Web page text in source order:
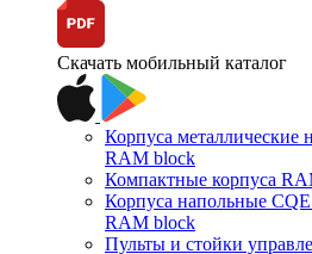
Скачать мобильный каталог
Корпуса металлические
RAM block
Компактные корпуса
Корпуса напольные
RAM block
Пульты и стойки